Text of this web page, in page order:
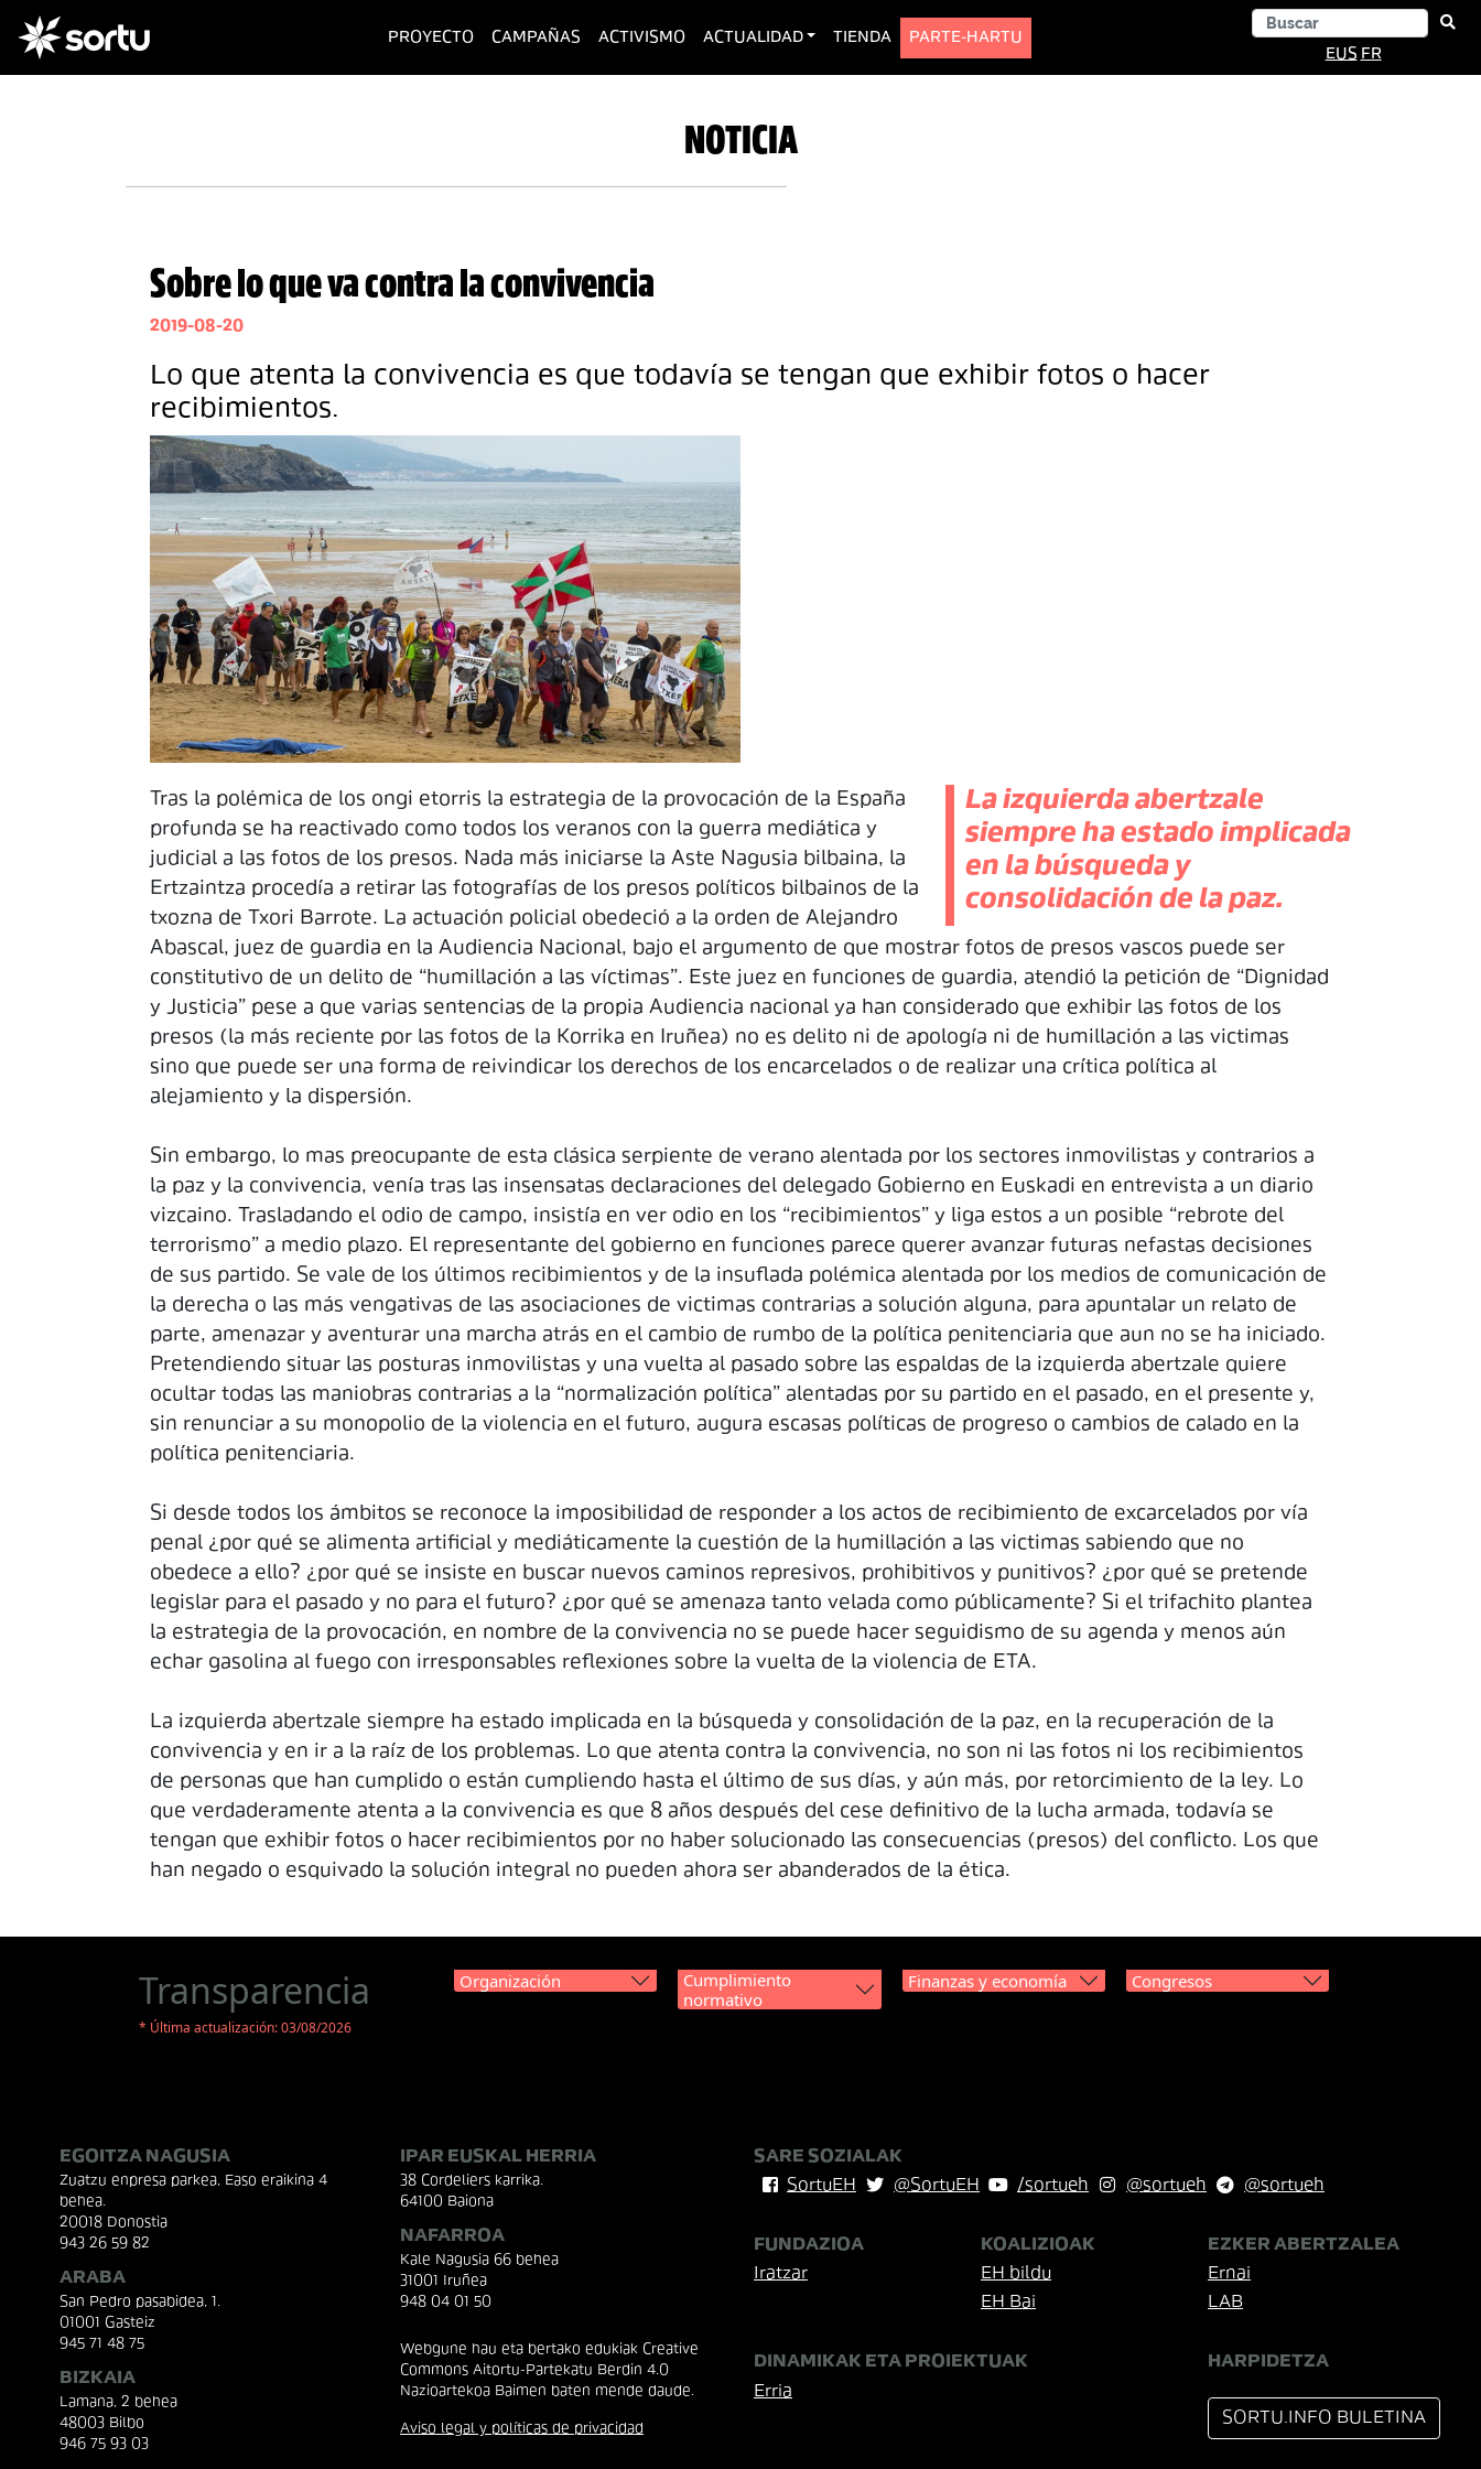
PROYECTO(current)
CAMPAÑAS ACTIVISMO ACTUALIDAD TIENDA
PARTE-HARTU
EUS FR
NOTICIA
Sobre lo que va contra la convivencia
2019-08-20
Lo que atenta la convivencia es que todavía se tengan que exhibir fotos o hacer
recibimientos.
La izquierda abertzale
siempre ha estado implicada
en la búsqueda y
consolidación de la paz.
Tras la polémica de los ongi etorris la estrategia de la provocación de la España
profunda se ha reactivado como todos los veranos con la guerra mediática y
judicial a las fotos de los presos. Nada más iniciarse la Aste Nagusia bilbaina, la
Ertzaintza procedía a retirar las fotografías de los presos políticos bilbainos de la
txozna de Txori Barrote. La actuación policial obedeció a la orden de Alejandro
Abascal, juez de guardia en la Audiencia Nacional, bajo el argumento de que mostrar fotos de presos vascos puede ser
constitutivo de un delito de “humillación a las víctimas”. Este juez en funciones de guardia, atendió la petición de “Dignidad
y Justicia” pese a que varias sentencias de la propia Audiencia nacional ya han considerado que exhibir las fotos de los
presos (la más reciente por las fotos de la Korrika en Iruñea) no es delito ni de apología ni de humillación a las victimas
sino que puede ser una forma de reivindicar los derechos de los encarcelados o de realizar una crítica política al
alejamiento y la dispersión.
Sin embargo, lo mas preocupante de esta clásica serpiente de verano alentada por los sectores inmovilistas y contrarios a
la paz y la convivencia, venía tras las insensatas declaraciones del delegado Gobierno en Euskadi en entrevista a un diario
vizcaino. Trasladando el odio de campo, insistía en ver odio en los “recibimientos” y liga estos a un posible “rebrote del
terrorismo” a medio plazo. El representante del gobierno en funciones parece querer avanzar futuras nefastas decisiones
de sus partido. Se vale de los últimos recibimientos y de la insuflada polémica alentada por los medios de comunicación de
la derecha o las más vengativas de las asociaciones de victimas contrarias a solución alguna, para apuntalar un relato de
parte, amenazar y aventurar una marcha atrás en el cambio de rumbo de la política penitenciaria que aun no se ha iniciado.
Pretendiendo situar las posturas inmovilistas y una vuelta al pasado sobre las espaldas de la izquierda abertzale quiere
ocultar todas las maniobras contrarias a la “normalización política” alentadas por su partido en el pasado, en el presente y,
sin renunciar a su monopolio de la violencia en el futuro, augura escasas políticas de progreso o cambios de calado en la
política penitenciaria.
Si desde todos los ámbitos se reconoce la imposibilidad de responder a los actos de recibimiento de excarcelados por vía
penal ¿por qué se alimenta artificial y mediáticamente la cuestión de la humillación a las victimas sabiendo que no
obedece a ello? ¿por qué se insiste en buscar nuevos caminos represivos, prohibitivos y punitivos? ¿por qué se pretende
legislar para el pasado y no para el futuro? ¿por qué se amenaza tanto velada como públicamente? Si el trifachito plantea
la estrategia de la provocación, en nombre de la convivencia no se puede hacer seguidismo de su agenda y menos aún
echar gasolina al fuego con irresponsables reflexiones sobre la vuelta de la violencia de ETA.
La izquierda abertzale siempre ha estado implicada en la búsqueda y consolidación de la paz, en la recuperación de la
convivencia y en ir a la raíz de los problemas. Lo que atenta contra la convivencia, no son ni las fotos ni los recibimientos
de personas que han cumplido o están cumpliendo hasta el último de sus días, y aún más, por retorcimiento de la ley. Lo
que verdaderamente atenta a la convivencia es que 8 años después del cese definitivo de la lucha armada, todavía se
tengan que exhibir fotos o hacer recibimientos por no haber solucionado las consecuencias (presos) del conflicto. Los que
han negado o esquivado la solución integral no pueden ahora ser abanderados de la ética.
Transparencia
* Última actualización: 03/08/2026
Organización
Cumplimiento
normativo
Finanzas y economía Congresos
EGOITZA NAGUSIA
Zuatzu enpresa parkea, Easo eraikina 4
behea.
20018 Donostia
943 26 59 82
ARABA
San Pedro pasabidea, 1.
01001 Gasteiz
945 71 48 75
BIZKAIA
Lamana, 2 behea
48003 Bilbo
946 75 93 03
IPAR EUSKAL HERRIA
38 Cordeliers karrika.
64100 Baiona
NAFARROA
Kale Nagusia 66 behea
31001 Iruñea
948 04 01 50
Webgune hau eta bertako edukiak Creative
Commons Aitortu-Partekatu Berdin 4.0
Nazioartekoa Baimen baten mende daude.
Aviso legal y políticas de privacidad
SARE SOZIALAK
SortuEH
@SortuEH /sortueh @sortueh @sortueh
FUNDAZIOA
Iratzar
KOALIZIOAK
EH bildu
EH Bai
EZKER ABERTZALEA
Ernai
LAB
DINAMIKAK ETA PROIEKTUAK
Erria
HARPIDETZA
SORTU.INFO BULETINA